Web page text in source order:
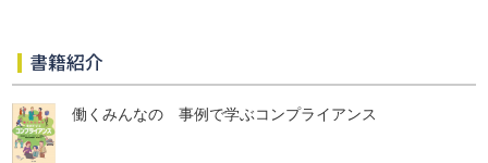
書籍紹介
働くみんなの 事例で学ぶコンプライアンス